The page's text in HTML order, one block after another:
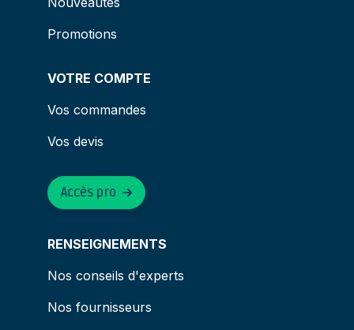
Promotions
VOTRE COMPTE
Vos commandes
Vos devis
RENSEIGNEMENTS
Nos conseils d'experts
Nos fournisseurs
Accès pro